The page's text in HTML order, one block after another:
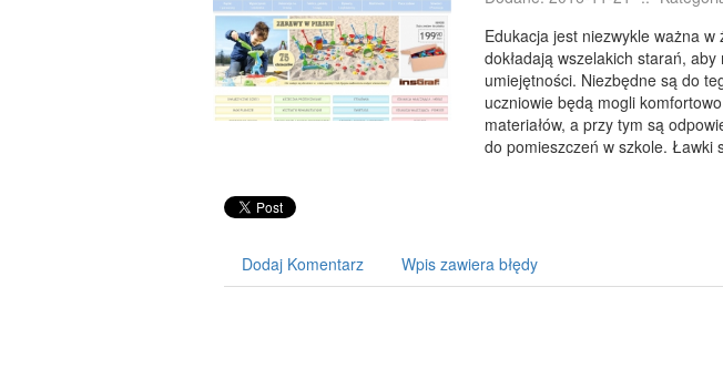
Edukacja jest niezwykle ważna
dokładają wszelakich starań, aby
umiejętności. Niezbędne są do
uczniowie będą mogli
materiałów, a przy tym są
do pomieszczeń w szkole. Ławki
Dodaj Komentarz Wpis zawiera błędy